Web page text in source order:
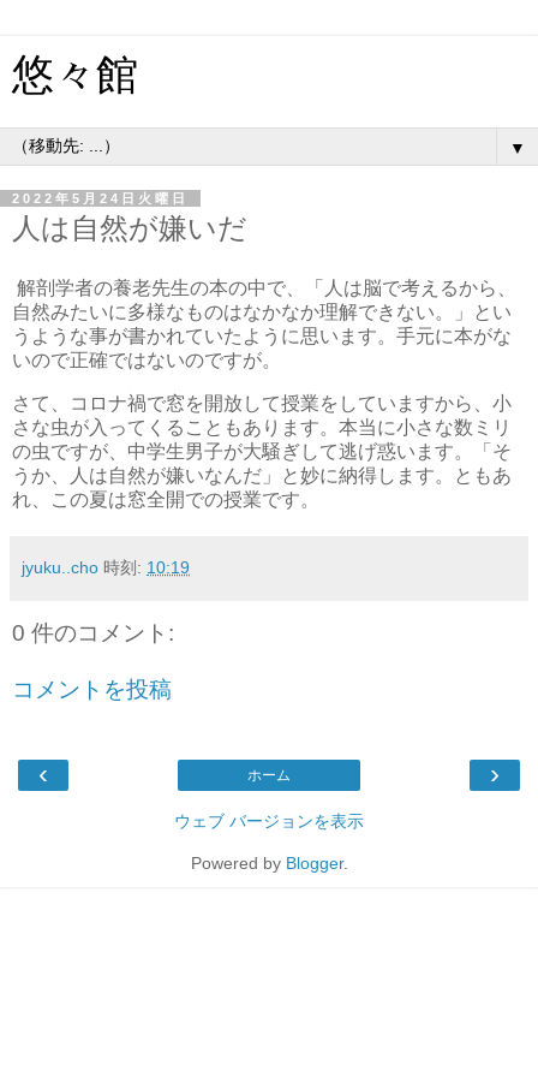
悠々館
▼
2022年5月24日火曜日
人は自然が嫌いだ
解剖学者の養老先生の本の中で、「人は脳で考えるから、
自然みたいに多様なものはなかなか理解できない。」とい
うような事が書かれていたように思います。手元に本がな
いので正確ではないのですが。
さて、コロナ禍で窓を開放して授業をしていますから、小
さな虫が入ってくることもあります。本当に小さな数ミリ
の虫ですが、中学生男子が大騒ぎして逃げ惑います。「そ
うか、人は自然が嫌いなんだ」と妙に納得します。ともあ
れ、この夏は窓全開での授業です。
jyuku..cho 時刻: 10:19
0 件のコメント:
コメントを投稿
‹ ›
ホーム
ウェブ バージョンを表示
Powered by Blogger.